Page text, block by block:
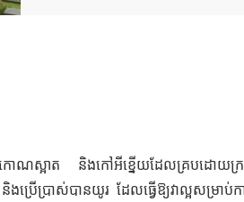
ណស្អាត និងកៅអីខ្នើយដែលគ្របដោយក្
ើប្រាស់បានយូរ ដែលធ្វើឱ្យវាល្អសម្រាប់ក